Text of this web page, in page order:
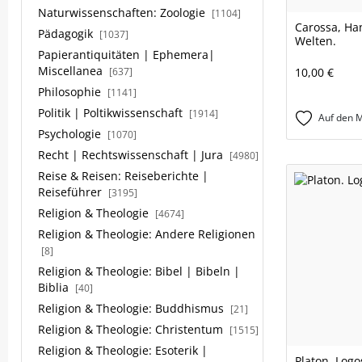
Naturwissenschaften: Zoologie [1104]
Pädagogik [1037]
Papierantiquitäten | Ephemera|
Miscellanea
[637]
Philosophie [1141]
Politik | Poltikwissenschaft [1914]
Psychologie [1070]
Recht | Rechtswissenschaft | Jura [4980]
Reise & Reisen: Reiseberichte |
Reiseführer [3195]
Religion & Theologie [4674]
Religion & Theologie: Andere Religionen
[8]
Religion & Theologie: Bibel | Bibeln |
Biblia
[40]
Religion & Theologie: Buddhismus [21]
Religion & Theologie: Christentum [1515]
Religion & Theologie: Esoterik |
Carossa,
Welten.
10,00 €
Auf den